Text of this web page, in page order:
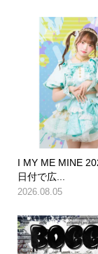
I MY ME MINE
日付で広...
2026.08.05